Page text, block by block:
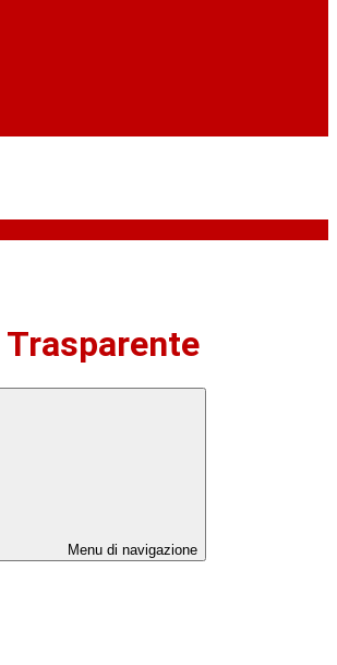
Menu di navigazione